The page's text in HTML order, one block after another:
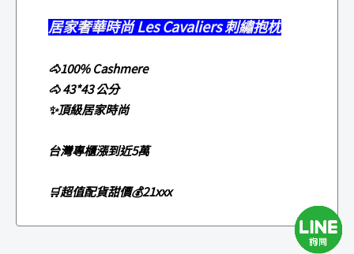
居家奢華時尚Les Cavaliers 刺繡抱枕
🐴100% Cashmere
🐴 43*43 公分
✨頂級居家時尚
台灣專櫃漲到近5萬
🛒超值配貨甜價💰21xxx